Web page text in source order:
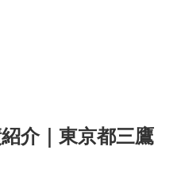
介｜東京都三鷹